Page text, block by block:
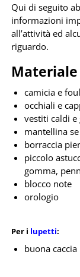
Qui di seguito
informazioni
all’attività ed
riguardo.
camicia e
occhiali e
vestiti caldi
mantellina se
borraccia
piccolo
gomma,
blocco note
orologio
Per i lupetti:
buona caccia